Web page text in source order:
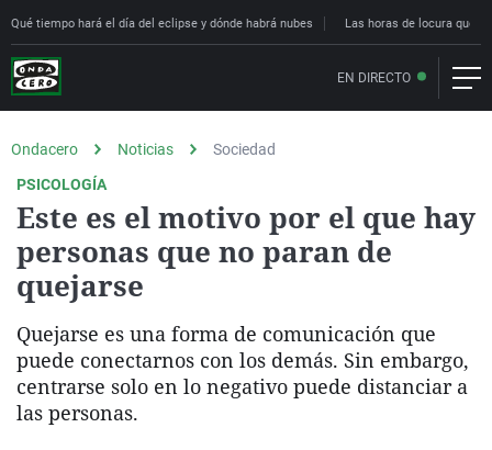
Qué tiempo hará el día del eclipse y dónde habrá nubes Las horas de locura que
EN DIRECTO
Ondacero Noticias
Sociedad
PSICOLOGÍA
Este es el motivo por el que hay
personas que no paran de
quejarse
Quejarse es una forma de comunicación que
puede conectarnos con los demás. Sin embargo,
centrarse solo en lo negativo puede distanciar a
las personas.